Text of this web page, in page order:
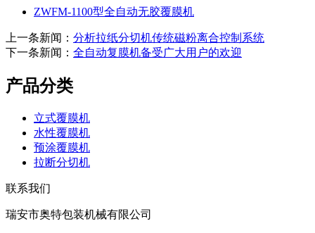
ZWFM-1100型全自动无胶覆膜机
上一条新闻： 分析拉纸分切机传统磁粉离合控制系统
下一条新闻： 全自动复膜机备受广大用户的欢迎
产品分类
立式覆膜机
水性覆膜机
预涂覆膜机
拉断分切机
联系我们
瑞安市奥特包装机械有限公司